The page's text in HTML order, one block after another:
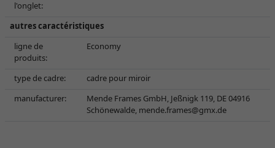
l'onglet:
autres caractéristiques
ligne de
produits:
Economy
type de cadre:
cadre pour miroir
manufacturer:
Mende Frames GmbH, Jeßnigk 119, DE 04916
Schönewalde, mende.frames@gmx.de